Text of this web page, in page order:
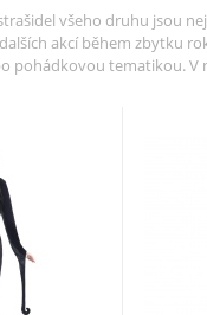
všeho druhu jsou
akcí během zbytku
pohádkovou tematikou.